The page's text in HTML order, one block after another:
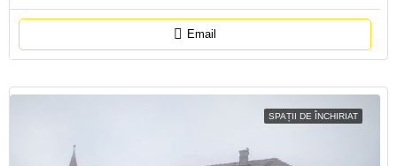
Email
SPAȚII DE ÎNCHIRIAT